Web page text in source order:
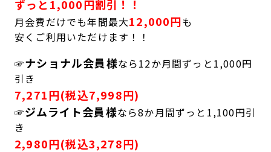
ずっと1,000円割引！！
月会費だけでも年間最大12,000円も
安くご利用いただけます！！
☞ナショナル会員様なら12か月間ずっと1,000円
引き
7,271円(税込7,998円)
☞ジムライト会員様なら8か月間ずっと1,100円引
き
2,980円(税込3,278円)